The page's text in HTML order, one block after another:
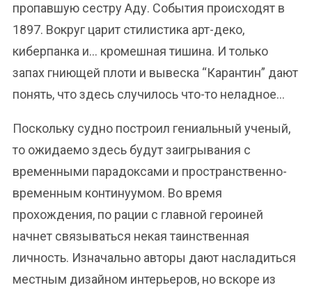
пропавшую сестру Аду. События происходят в
1897. Вокруг царит стилистика арт-деко,
киберпанка и… кромешная тишина. И только
запах гниющей плоти и вывеска “Карантин” дают
понять, что здесь случилось что-то неладное…
Поскольку судно построил гениальный ученый,
то ожидаемо здесь будут заигрывания с
временными парадоксами и пространственно-
временным континуумом. Во время
прохождения, по рации с главной героиней
начнет связываться некая таинственная
личность. Изначально авторы дают насладиться
местным дизайном интерьеров, но вскоре из